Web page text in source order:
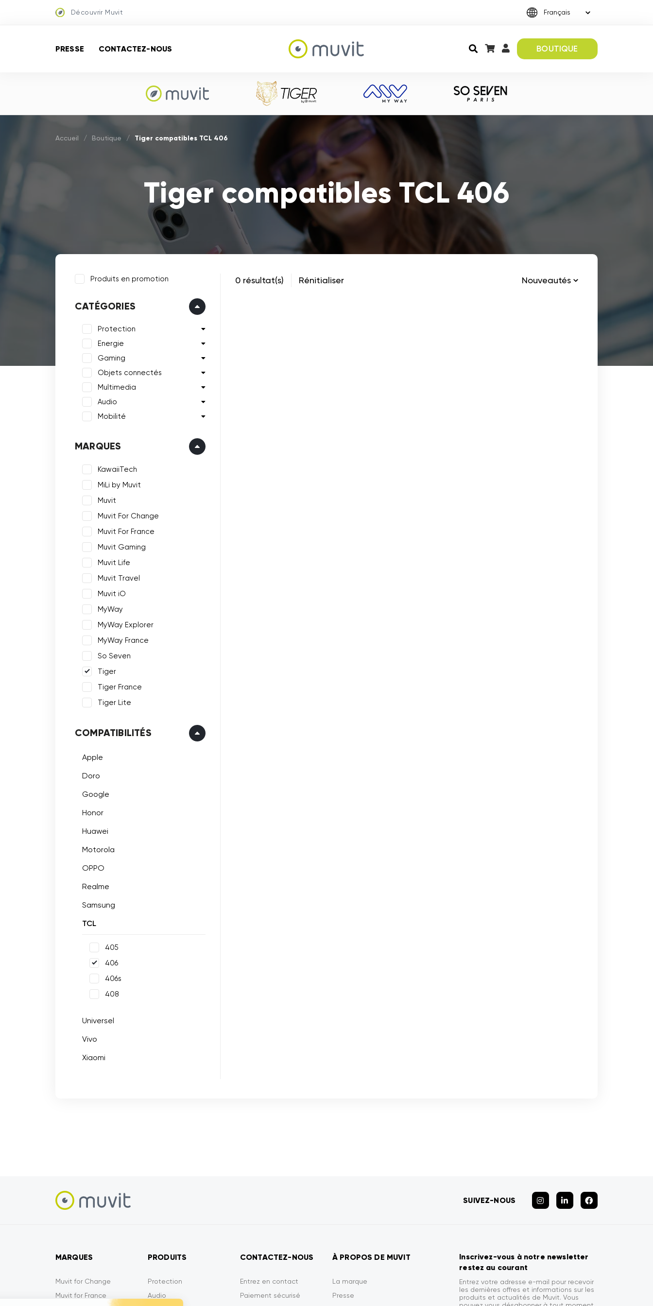
Découvrir Muvit
PRESSE CONTACTEZ-NOUS BOUTIQUE
Accueil / Boutique / Tiger compatibles TCL 406
Tiger compatibles TCL 406
Produits en promotion
CATÉGORIES
Protection
Energie
Gaming
Objets connectés
Multimedia
Audio
Mobilité
MARQUES
KawaiiTech
MiLi by Muvit
Muvit
Muvit For Change
Muvit For France
Muvit Gaming
Muvit Life
Muvit Travel
Muvit iO
MyWay
MyWay Explorer
MyWay France
So Seven
Tiger
Tiger France
Tiger Lite
COMPATIBILITÉS
Apple
Doro
Google
Honor
Huawei
Motorola
OPPO
Realme
Samsung
TCL
405
406
406s
408
Universel
Vivo
Xiaomi
0 résultat(s) Rénitialiser
SUIVEZ-NOUS
MARQUES
Muvit for Change
Muvit for France
PRODUITS
Protection
Audio
CONTACTEZ-NOUS
Entrez en contact
Paiement sécurisé
À PROPOS DE MUVIT
La marque
Presse
Inscrivez-vous à notre newsletter
restez au courant
Entrez votre adresse e-mail pour recevoir
les dernières offres et informations sur les
produits et actualités de Muvit. Vous